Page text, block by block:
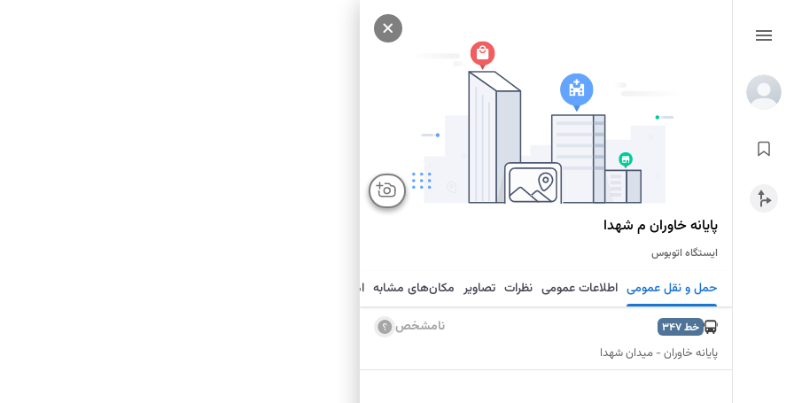
پایانه خاوران م شهدا
ایستگاه اتوبوس
حمل و نقل عمومی اطلاعات عمومی نظرات تصاویر مکان‌های مشابه امکانات نزدیک
خط347 نامشخص
پایانه خاوران - میدان شهدا